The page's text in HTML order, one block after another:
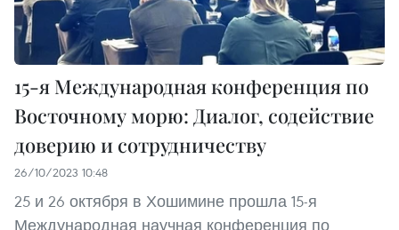
15-я Международная конференция по
Восточному морю: Диалог, содействие
доверию и сотрудничеству
26/10/2023 10:48
25 и 26 октября в Хошимине прошла 15-я
Международная научная конференция по